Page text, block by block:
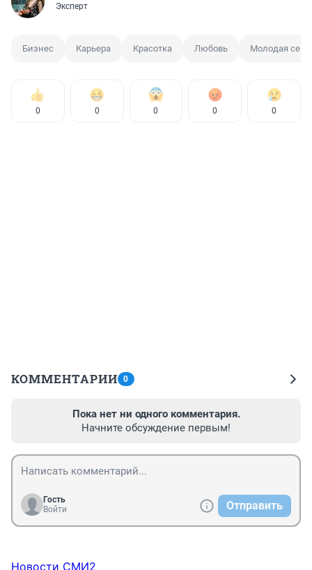
Эксперт
Бизнес Карьера Красотка Любовь Молодая
0 0 0 0 0
КОММЕНТАРИИ 0
Пока нет ни одного комментария.
Начните обсуждение первым!
Гость
Войти
Отправить
Новости СМИ2